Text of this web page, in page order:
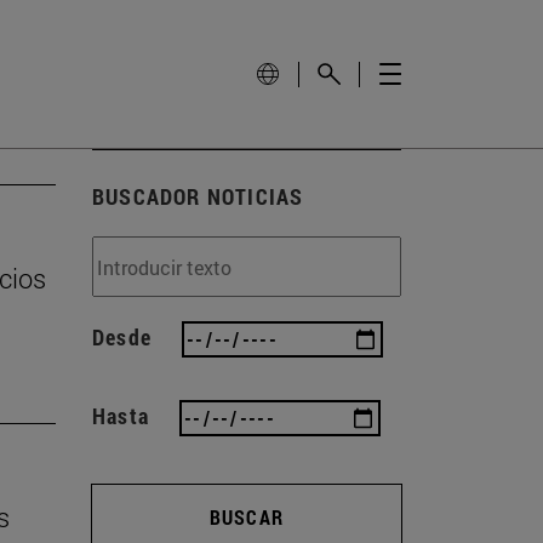
BUSCADOR NOTICIAS
Desde
Hasta
BUSCAR